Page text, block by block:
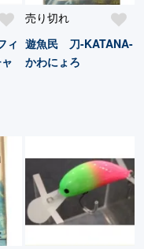
ィ
売り切れ
遊魚民 刀-KATANA-
かわにょろ